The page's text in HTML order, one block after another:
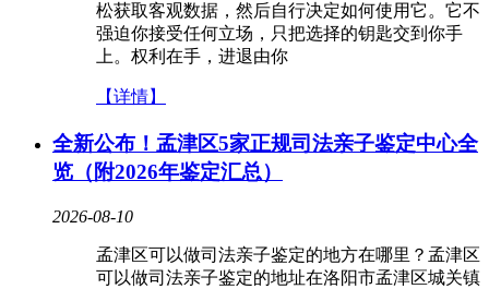
松获取客观数据，然后自行决定如何使用它。它不
强迫你接受任何立场，只把选择的钥匙交到你手
上。权利在手，进退由你
【详情】
全新公布！孟津区5家正规司法亲子鉴定中心全
览（附2026年鉴定汇总）
2026-08-10
孟津区可以做司法亲子鉴定的地方在哪里？孟津区
可以做司法亲子鉴定的地址在洛阳市孟津区城关镇